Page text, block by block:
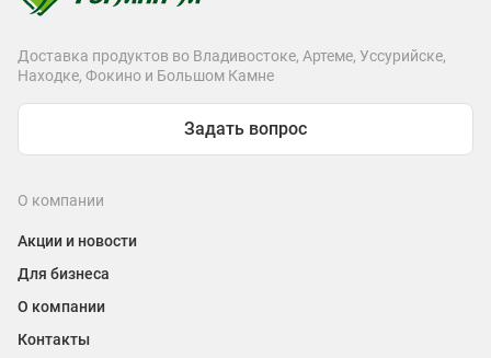
О компании
Акции и новости
Для бизнеса
О компании
Контакты
Доставка продуктов во Владивостоке, Артеме, Уссурийске,
Находке, Фокино и Большом Камне
Задать вопрос